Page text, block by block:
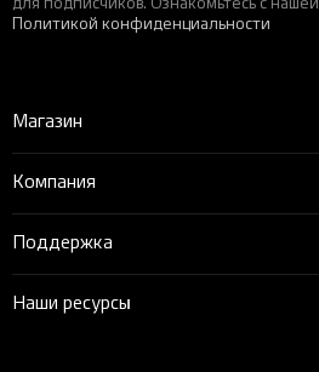
Политикой конфиденциальности
Магазин
Компания
Поддержка
Наши ресурсы